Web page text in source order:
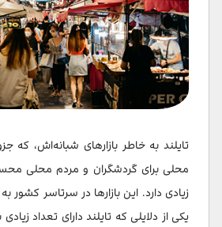
تایلند به خاطر بازارهای شبانه‌اش، که
محلی برای گردشگران و مردم محلی
زیادی دارد. این بازارها در سرتاسر کشور
یکی از دلایلی که تایلند دارای تعداد